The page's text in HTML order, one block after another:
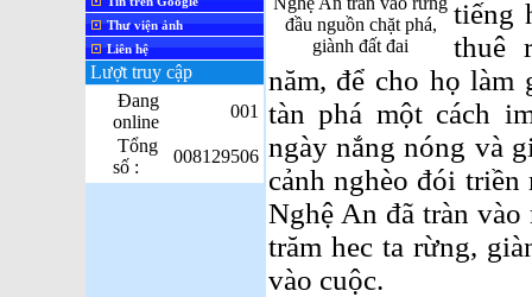
Thư viện ảnh
Liên hệ
Lượt truy cập
Đang
online
001
Tổng
số :
008129506
đầu nguồn chặt phá,
giành đất đai
tiếng
thuê
năm, để cho họ
tàn phá một cách
ngày nắng nóng và
cảnh nghèo đói
Nghệ An đã tràn vào
trăm hec ta rừng,
vào cuộc.